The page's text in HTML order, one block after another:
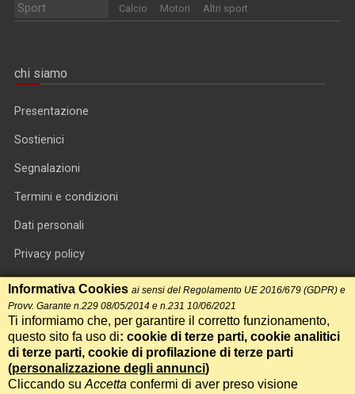
Sport Calcio Motori Altri sport
chi siamo
Presentazione
Sostienici
Segnalazioni
Termini e condizioni
Dati personali
Privacy policy
Informativa cookie
RSS feed
RSS Top News
Contatti
Informativa Cookies ai sensi del Regolamento UE 2016/679 (GDPR) e
Provv. Garante n.229 08/05/2014 e n.231 10/06/2021
Ti informiamo che, per garantire il corretto funzionamento,
questo sito fa uso di: cookie di terze parti, cookie analitici
di terze parti, cookie di profilazione di terze parti
(personalizzazione degli annunci)
Cliccando su Accetta confermi di aver preso visione